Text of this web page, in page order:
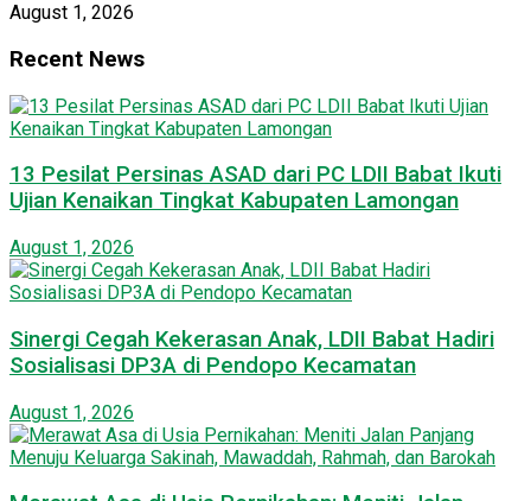
August 1, 2026
Recent News
13 Pesilat Persinas ASAD dari PC LDII Babat Ikuti
Ujian Kenaikan Tingkat Kabupaten Lamongan
August 1, 2026
Sinergi Cegah Kekerasan Anak, LDII Babat Hadiri
Sosialisasi DP3A di Pendopo Kecamatan
August 1, 2026